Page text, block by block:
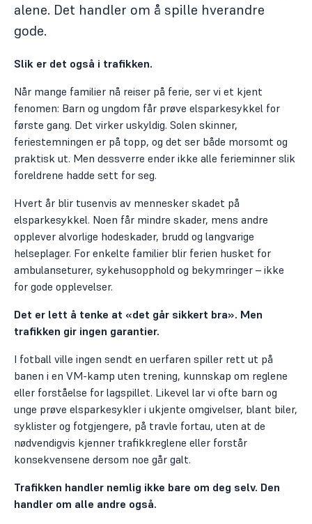
alene. Det handler om å spille hverandre
gode.
Slik er det også i trafikken.
Når mange familier nå reiser på ferie, ser vi et kjent
fenomen: Barn og ungdom får prøve elsparkesykkel for
første gang. Det virker uskyldig. Solen skinner,
feriestemningen er på topp, og det ser både morsomt og
praktisk ut. Men dessverre ender ikke alle ferieminner slik
foreldrene hadde sett for seg.
Hvert år blir tusenvis av mennesker skadet på
elsparkesykkel. Noen får mindre skader, mens andre
opplever alvorlige hodeskader, brudd og langvarige
helseplager. For enkelte familier blir ferien husket for
ambulanseturer, sykehusopphold og bekymringer – ikke
for gode opplevelser.
Det er lett å tenke at «det går sikkert bra». Men
trafikken gir ingen garantier.
I fotball ville ingen sendt en uerfaren spiller rett ut på
banen i en VM-kamp uten trening, kunnskap om reglene
eller forståelse for lagspillet. Likevel lar vi ofte barn og
unge prøve elsparkesykler i ukjente omgivelser, blant biler,
syklister og fotgjengere, på travle fortau, uten at de
nødvendigvis kjenner trafikkreglene eller forstår
konsekvensene dersom noe går galt.
Trafikken handler nemlig ikke bare om deg selv. Den
handler om alle andre også.